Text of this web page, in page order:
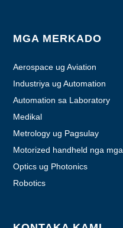
MGA MERKADO
Aerospace ug Aviation
Industriya ug Automation
Automation sa Laboratory
Medikal
Metrology ug Pagsulay
Motorized handheld nga mga
himan
Optics ug Photonics
Robotics